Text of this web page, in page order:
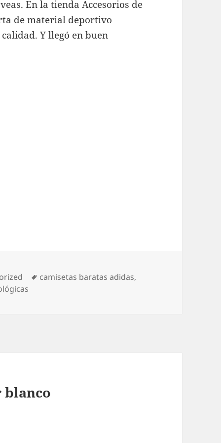
En la tienda Accesorios de
de material deportivo
Y llegó en buen
Etiquetas
camisetas baratas adidas,
blanco